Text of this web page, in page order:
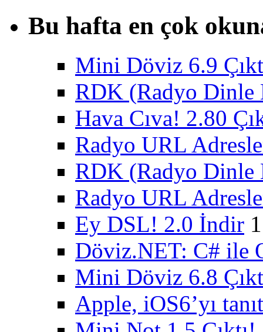
Bu hafta en çok
Mini Döviz 6.9
RDK (Radyo Dinle
Hava Cıva! 2.80
Radyo URL
RDK (Radyo Dinle
Radyo URL
Ey DSL! 2.0 İndir
Döviz.NET: C# ile
Mini Döviz 6.8
Apple, iOS6’yı